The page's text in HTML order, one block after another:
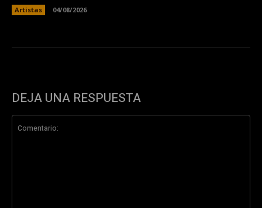
Artistas 04/08/2026
DEJA UNA RESPUESTA